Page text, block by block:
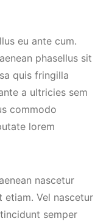
eu ante cum.
phasellus sit
quis fringilla
a ultricies sem
commodo
lorem
nascetur
etiam. Vel nascetur
semper